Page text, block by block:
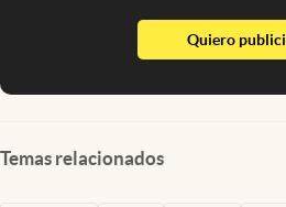
Quiero
Temas relacionados